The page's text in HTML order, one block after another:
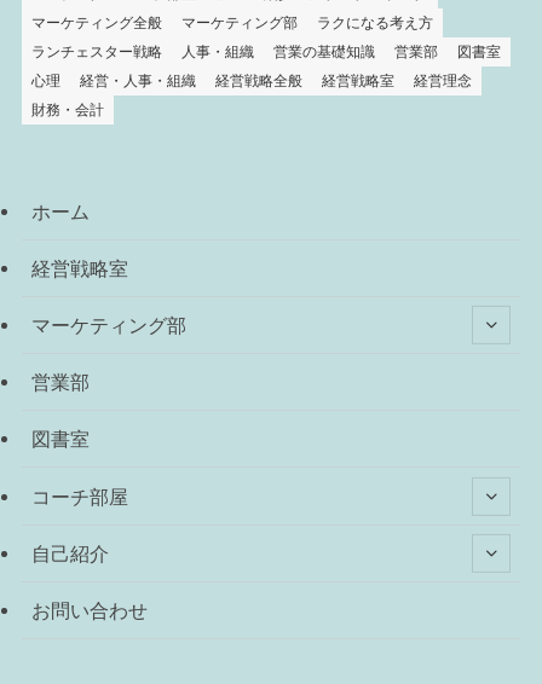
マーケティング全般
マーケティング部
ラクになる考え方
ランチェスター戦略
人事・組織 営業の基礎知識 営業部
図書室
心理
経営・人事・組織 経営戦略全般 経営戦略室
経営理念
財務・会計
ホーム
経営戦略室
マーケティング部
営業部
図書室
コーチ部屋
自己紹介
お問い合わせ